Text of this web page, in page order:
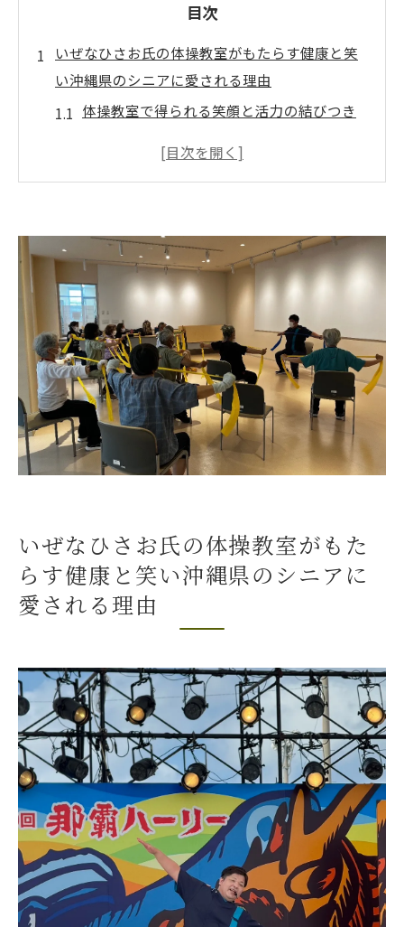
目次
いぜなひさお氏の体操教室がもたらす健康と笑
い沖縄県のシニアに愛される理由
体操教室で得られる笑顔と活力の結びつき
シニア世代に寄り添ったアプローチの特徴
地域コミュニティの活性化に寄与する活動
沖縄の伝統と融合した体操プログラム
沖縄県の人気シニアアイドルいぜなひさお氏の
14年以上のリハビリ経験
リハビリ経験に基づく信頼の体操指導
医療資格を活かした専門的なアドバイス
シニアの健康を第一に考えたプログラム設
計
地域密着型の活動が生む安心感
いぜなひさお氏が考えるシニアの健康維持
法
いぜなひさお氏の楽しい体操教室シニアの心と
体をリフレッシュ
心と体の健康を両立させる秘訣
参加者の体験談が語る感動の瞬間
歌と体操が生む癒しの空間
コミュニティの中で生まれる絆
リフレッシュできる多彩なプログラム内容
沖縄県から全国へ広がるいぜなひさお氏の笑え
て楽しい体操教室
全国に広がる評判とその理由
各地での活動がもたらすコミュニティの変
いぜなひさお氏の体操教室がもた
らす健康と笑い沖縄県のシニアに
愛される理由